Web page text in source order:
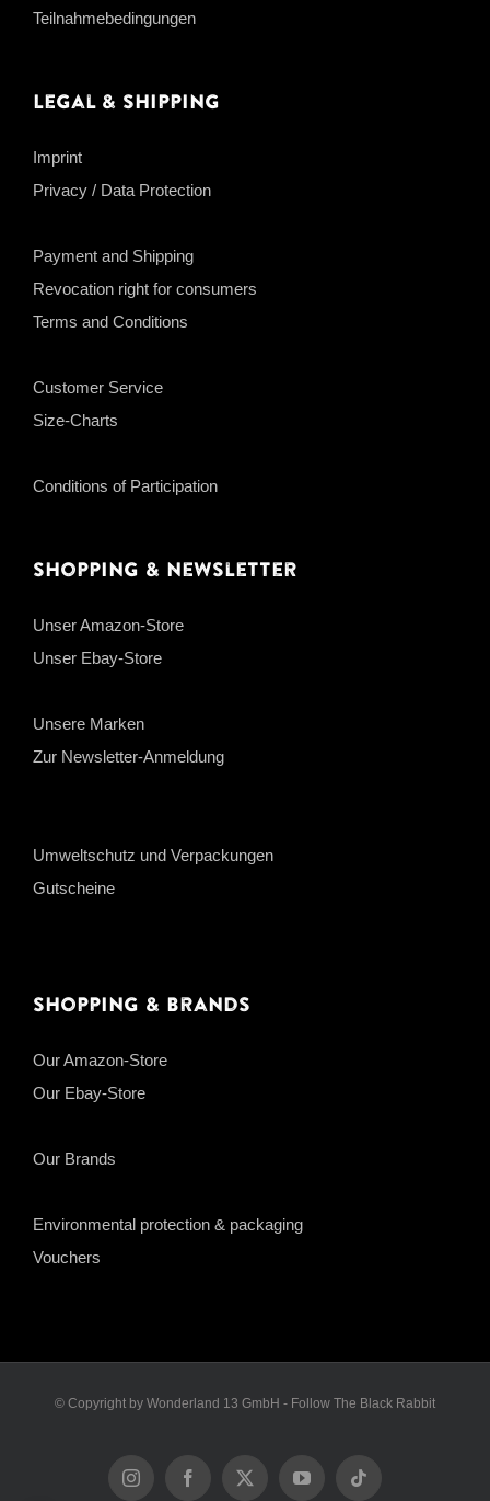
Teilnahmebedingungen
Legal & Shipping
Imprint
Privacy / Data Protection
Payment and Shipping
Revocation right for consumers
Terms and Conditions
Customer Service
Size-Charts
Conditions of Participation
Shopping & Newsletter
Unser Amazon-Store
Unser Ebay-Store
Unsere Marken
Zur Newsletter-Anmeldung
Umweltschutz und Verpackungen
Gutscheine
Shopping & Brands
Our Amazon-Store
Our Ebay-Store
Our Brands
Environmental protection & packaging
Vouchers
© Copyright by Wonderland 13 GmbH - Follow The Black Rabbit
InstagramFacebook
X YouTubeTiktok